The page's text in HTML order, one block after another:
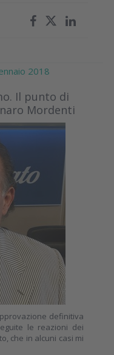
2018
Il punto di
Mordenti
definitiva
le reazioni dei
che in alcuni casi mi